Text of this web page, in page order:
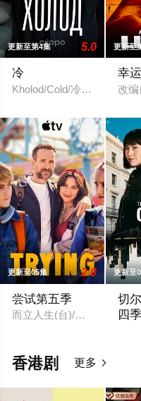
更新至第4集 5.0
冷
Kholod/Cold/冷之国度的女
更新至
幸
改
更新至05集 2.0
尝试第五季
而立人生(台)/家·多点尝试(
更新至
切
四季
香港剧 更多 